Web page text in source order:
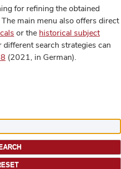
for refining the obtained
main menu also offers direct
or the historical subject
different search strategies can
(2021, in German).